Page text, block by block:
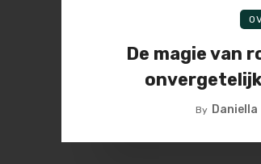
De magie van
By Daniella